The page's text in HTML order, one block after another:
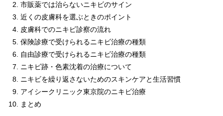
市販薬では治らないニキビのサイン
近くの皮膚科を選ぶときのポイント
皮膚科でのニキビ診察の流れ
保険診療で受けられるニキビ治療の種類
自由診療で受けられるニキビ治療の種類
ニキビ跡・色素沈着の治療について
ニキビを繰り返さないためのスキンケアと生活習慣
アイシークリニック東京院のニキビ治療
まとめ